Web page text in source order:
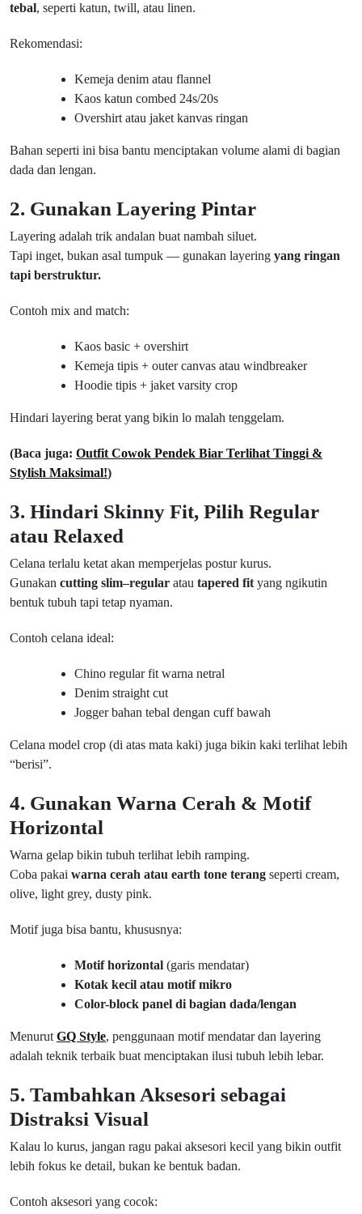
tebal, seperti katun, twill, atau linen.
Rekomendasi:
Kemeja denim atau flannel
Kaos katun combed 24s/20s
Overshirt atau jaket kanvas ringan
Bahan seperti ini bisa bantu menciptakan volume alami di bagian
dada dan lengan.
2. Gunakan Layering Pintar
Layering adalah trik andalan buat nambah siluet.
Tapi inget, bukan asal tumpuk — gunakan layering yang ringan
tapi berstruktur.
Contoh mix and match:
Kaos basic + overshirt
Kemeja tipis + outer canvas atau windbreaker
Hoodie tipis + jaket varsity crop
Hindari layering berat yang bikin lo malah tenggelam.
(Baca juga: Outfit Cowok Pendek Biar Terlihat Tinggi &
Stylish Maksimal!)
3. Hindari Skinny Fit, Pilih Regular
atau Relaxed
Celana terlalu ketat akan memperjelas postur kurus.
Gunakan cutting slim–regular atau tapered fit yang ngikutin
bentuk tubuh tapi tetap nyaman.
Contoh celana ideal:
Chino regular fit warna netral
Denim straight cut
Jogger bahan tebal dengan cuff bawah
Celana model crop (di atas mata kaki) juga bikin kaki terlihat lebih
“berisi”.
4. Gunakan Warna Cerah & Motif
Horizontal
Warna gelap bikin tubuh terlihat lebih ramping.
Coba pakai warna cerah atau earth tone terang seperti cream,
olive, light grey, dusty pink.
Motif juga bisa bantu, khususnya:
Motif horizontal (garis mendatar)
Kotak kecil atau motif mikro
Color-block panel di bagian dada/lengan
Menurut GQ Style, penggunaan motif mendatar dan layering
adalah teknik terbaik buat menciptakan ilusi tubuh lebih lebar.
5. Tambahkan Aksesori sebagai
Distraksi Visual
Kalau lo kurus, jangan ragu pakai aksesori kecil yang bikin outfit
lebih fokus ke detail, bukan ke bentuk badan.
Contoh aksesori yang cocok: